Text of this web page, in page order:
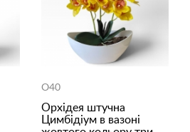
O40
Орхідея штучна
Цимбідіум в вазоні